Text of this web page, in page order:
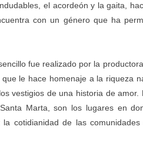
el acordeón y la gaita,
con un género que ha
fue realizado por la
le hace homenaje a la riqueza
vestigios de una historia de
Marta, son los lugares en
cotidianidad de las